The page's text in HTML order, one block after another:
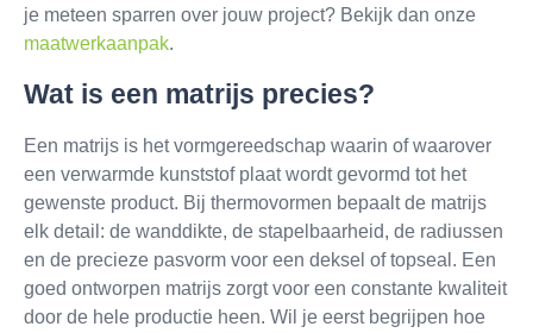
je meteen sparren over jouw project? Bekijk dan onze
maatwerkaanpak.
Wat is een matrijs precies?
Een matrijs is het vormgereedschap waarin of waarover
een verwarmde kunststof plaat wordt gevormd tot het
gewenste product. Bij thermovormen bepaalt de matrijs
elk detail: de wanddikte, de stapelbaarheid, de radiussen
en de precieze pasvorm voor een deksel of topseal. Een
goed ontworpen matrijs zorgt voor een constante kwaliteit
door de hele productie heen. Wil je eerst begrijpen hoe